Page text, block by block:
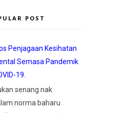
POST
Penjagaan Kesihatan
Semasa Pandemik
19.
senang nak
norma baharu